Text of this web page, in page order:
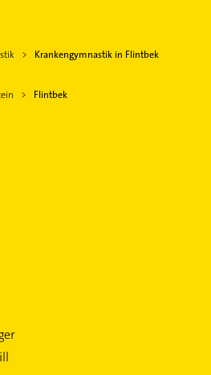
Krankengymnastik in Flintbek
Flintbek